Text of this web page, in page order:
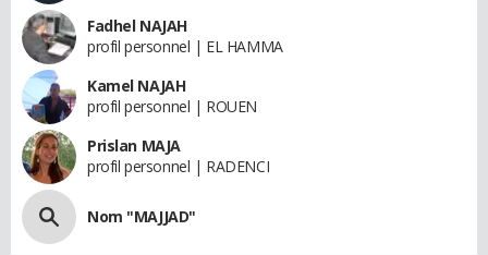
Fadhel NAJAH
profil personnel | EL HAMMA
Kamel NAJAH
profil personnel | ROUEN
Prislan MAJA
profil personnel | RADENCI
Nom "MAJJAD"